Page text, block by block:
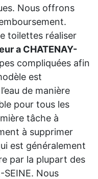
Nous offrons
toilettes réaliser
a CHATENAY-
compliquées afin
est
de manière
pour tous les
tâche à
à supprimer
est généralement
par la plupart des
SEINE. Nous